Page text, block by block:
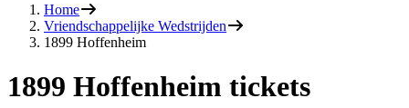
Home
Vriendschappelijke Wedstrijden
1899 Hoffenheim
1899 Hoffenheim tickets